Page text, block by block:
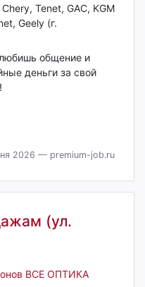
Tenet, GAC, KGM
Geely (г.
общение и
деньги за свой
2026 — premium-job.ru
(ул.
ВСЕ ОПТИКА